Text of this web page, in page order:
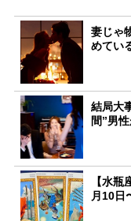
妻じゃ
めてい
結局大
間”男
【水
月10日